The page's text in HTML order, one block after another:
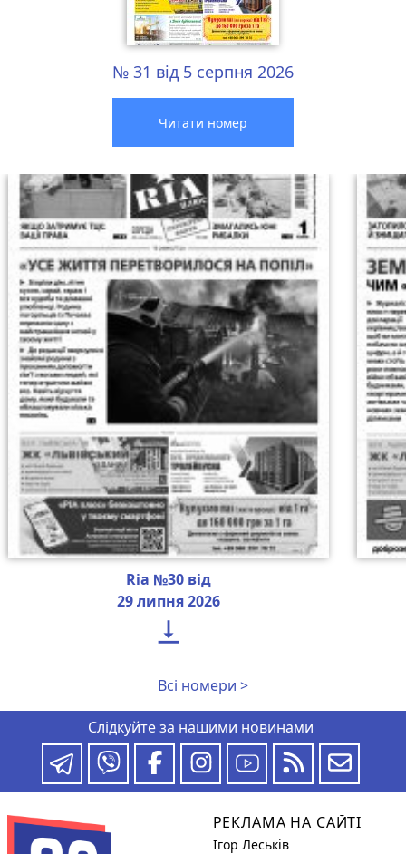
№ 31 від 5 серпня 2026
Читати номер
Ria №30 від
29 липня 2026

Всі номери >
Слідкуйте за нашими новинами
РЕКЛАМА НА САЙТІ
Ігор Леськів